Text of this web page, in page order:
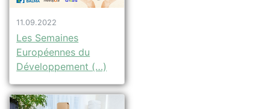
11.09.2022
Les Semaines
Européennes du
Développement (…)